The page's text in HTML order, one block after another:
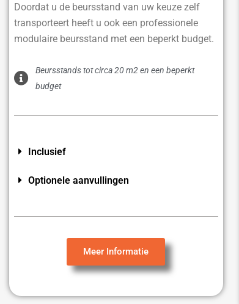
Doordat u de beursstand van uw keuze zelf
transporteert heeft u ook een professionele
modulaire beursstand met een beperkt budget.
Beursstands tot circa 20 m2 en een beperkt
budget
Inclusief
Optionele aanvullingen
Meer Informatie